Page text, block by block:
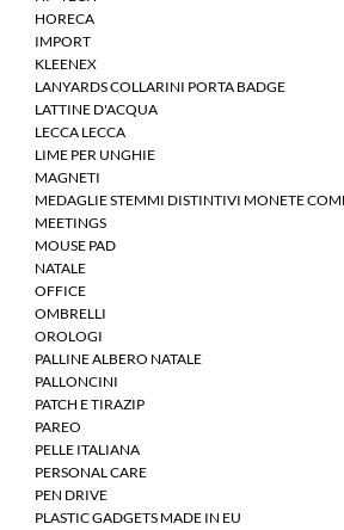
HORECA
IMPORT
KLEENEX
LANYARDS COLLARINI PORTA BADGE
LATTINE D'ACQUA
LECCA LECCA
LIME PER UNGHIE
MAGNETI
MEDAGLIE STEMMI DISTINTIVI MONETE
MEETINGS
MOUSE PAD
NATALE
OFFICE
OMBRELLI
OROLOGI
PALLINE ALBERO NATALE
PALLONCINI
PATCH E TIRAZIP
PAREO
PELLE ITALIANA
PERSONAL CARE
PEN DRIVE
PLASTIC GADGETS MADE IN EU